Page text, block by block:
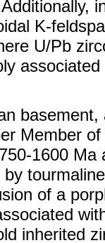
K-
U/Pb
Member
1600
of a
inherited